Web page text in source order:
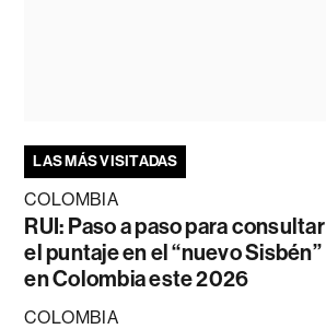
LAS MÁS VISITADAS
COLOMBIA
RUI: Paso a paso para consultar
el puntaje en el “nuevo Sisbén”
en Colombia este 2026
COLOMBIA